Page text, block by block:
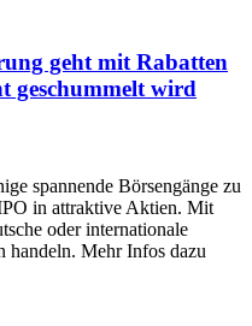
geht mit Rabatten
geschummelt wird
spannende Börsengänge zu
in attraktive Aktien. Mit
oder internationale
handeln. Mehr Infos dazu